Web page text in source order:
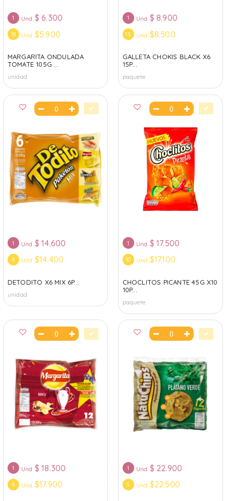
1 Und $ 6.300
18 Und $5.900
MARGARITA ONDULADA
TOMATE 105G ...
unidad
1 Und $ 8.900
15 Und $8.500
GALLETA CHOKIS BLACK X6
15P...
paquete
1 Und $ 14.600
6 Und $14.400
DETODITO X6 MIX 6P...
unidad
1 Und $ 17.500
10 Und $17.100
CHOCLITOS PICANTE 45G X10
10P...
paquete
1 Und $ 18.300
6 Und $17.900
1 Und $ 22.900
5 Und $22.500